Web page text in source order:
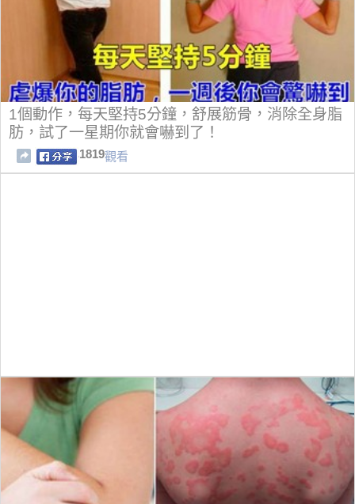
1個動作，每天堅持5分鐘，舒展筋骨，消除全身脂
肪，試了一星期你就會嚇到了！
1819觀看